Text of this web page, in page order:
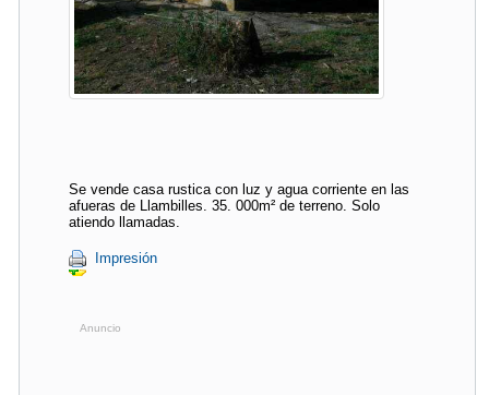
Se vende casa rustica con luz y agua corriente en las
afueras de Llambilles. 35. 000m² de terreno. Solo
atiendo llamadas.
Impresión
Anuncio